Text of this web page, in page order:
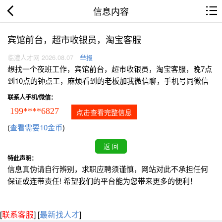
信息内容
宾馆前台，超市收银员，淘宝客服
临澧人才网 2026.08.07 举报
想找一个夜班工作，宾馆前台，超市收银员，淘宝客服，晚7点
到10点的钟点工，麻烦看到的老板加我微信聊，手机号同微信
联系人手机/微信：
199****6827 点击查看完整信息
(查看需要10金币)
特此声明：
信息真伪请自行辨别，求职应聘须谨慎，网站对此不承担任何
保证或连带责任! 希望我们的平台能为您带来更多的便利！
[联系客服] [最新找人才]